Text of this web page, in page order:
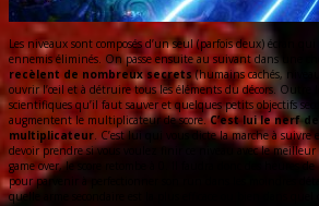
Les niveaux sont composés d’un seul (parfois deux) écran
ennemis éliminés. On passe ensuite au suivant dans une
recèlent de nombreux secrets(humains cachés,
ouvrir l’œil et à détruire tous les éléments du décors. Outre
scientifiques qu’il faut sauver et quelques petits objectifs
augmentent le multiplicateur de score.C’est lui le nerf
multiplicateur. C’est lui qui vous dicte la marche à suivre
devoir prendre si vous voulez finir ce niveau avec le meilleur
game over, le score retombe à 0. Il faudra donc des heures de
pour parvenir à perfectionner son run dans les moindres
quelle arme secondaire est la plus efficace ou bien dans quel